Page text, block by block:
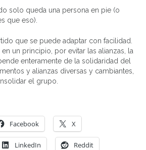
solo queda una persona en pie (o
que eso).
que se puede adaptar con facilidad.
un principio, por evitar las alianzas, la
enteramente de la solidaridad del
y alianzas diversas y cambiantes,
el grupo.
Facebook X
LinkedIn Reddit